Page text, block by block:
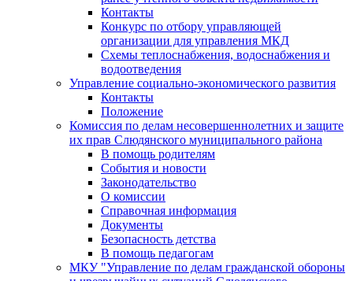
Контакты
Конкурс по отбору управляющей
организации для управления МКД
Схемы теплоснабжения, водоснабжения и
водоотведения
Управление социально-экономического развития
Контакты
Положение
Комиссия по делам несовершеннолетних и защите
их прав Слюдянского муниципального района
В помощь родителям
События и новости
Законодательство
О комиссии
Справочная информация
Документы
Безопасность детства
В помощь педагогам
МКУ "Управление по делам гражданской обороны